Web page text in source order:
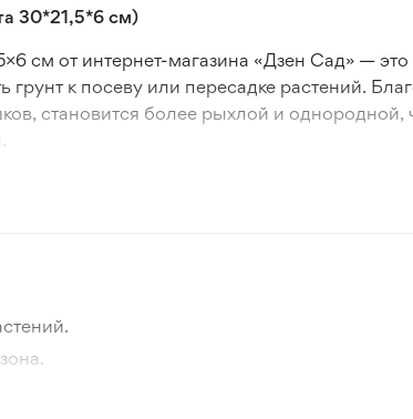
30*21,5*6 см)
см от интернет-магазина «Дзен Сад» —
к посеву или пересадке растений.
становится более рыхлой и однородной,
что обеспечивает устойчивость к
для рассады, просеивания земли для
растений, делая садоводство более
и реального растения.